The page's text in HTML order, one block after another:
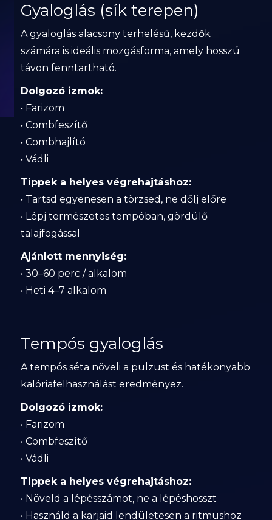
Gyaloglás (sík terepen)
A gyaloglás alacsony terhelésű, kezdők
számára is ideális mozgásforma, amely hosszú
távon fenntartható.
Dolgozó izmok:
• Farizom
• Combfeszítő
• Combhajlító
• Vádli
Tippek a helyes végrehajtáshoz:
• Tartsd egyenesen a törzsed, ne dőlj előre
• Lépj természetes tempóban, gördülő
talajfogással
Ajánlott mennyiség:
• 30–60 perc / alkalom
• Heti 4–7 alkalom
Tempós gyaloglás
A tempós séta növeli a pulzust és hatékonyabb
kalóriafelhasználást eredményez.
Dolgozó izmok:
• Farizom
• Combfeszítő
• Vádli
Tippek a helyes végrehajtáshoz:
• Növeld a lépésszámot, ne a lépéshosszt
• Használd a karjaid lendületesen a ritmushoz